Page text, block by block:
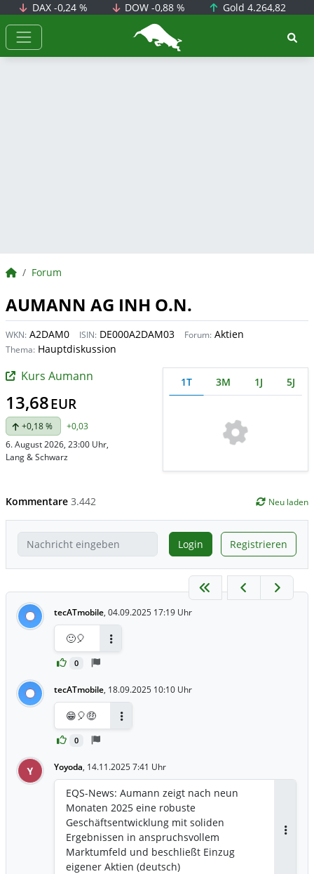
DAX -0,24 % DOW-0,88 % Gold 4.264,82
BörsenNEWS.de
BörsenNEWS.de
Forum
AUMANN AG INH O.N.
WKN: A2DAM0 ISIN: DE000A2DAM03 Forum: Aktien
Thema: Hauptdiskussion
Kurs Aumann
13,68EUR
+0,18 %
+0,03
6. August 2026, 23:00 Uhr,
Lang & Schwarz
1T 3M 1J 5J
Kommentare 3.442 Neu laden
Login Registrieren
tecATmobile, 04.09.2025 17:19 Uhr
0
🙂🎈
tecATmobile, 18.09.2025 10:10 Uhr
0
😁🎈🤑
Y Yoyoda, 14.11.2025 7:41 Uhr
EQS-News: Aumann zeigt nach neun
Monaten 2025 eine robuste
Geschäftsentwicklung mit soliden
Ergebnissen in anspruchsvollem
Marktumfeld und beschließt Einzug
eigener Aktien (deutsch)